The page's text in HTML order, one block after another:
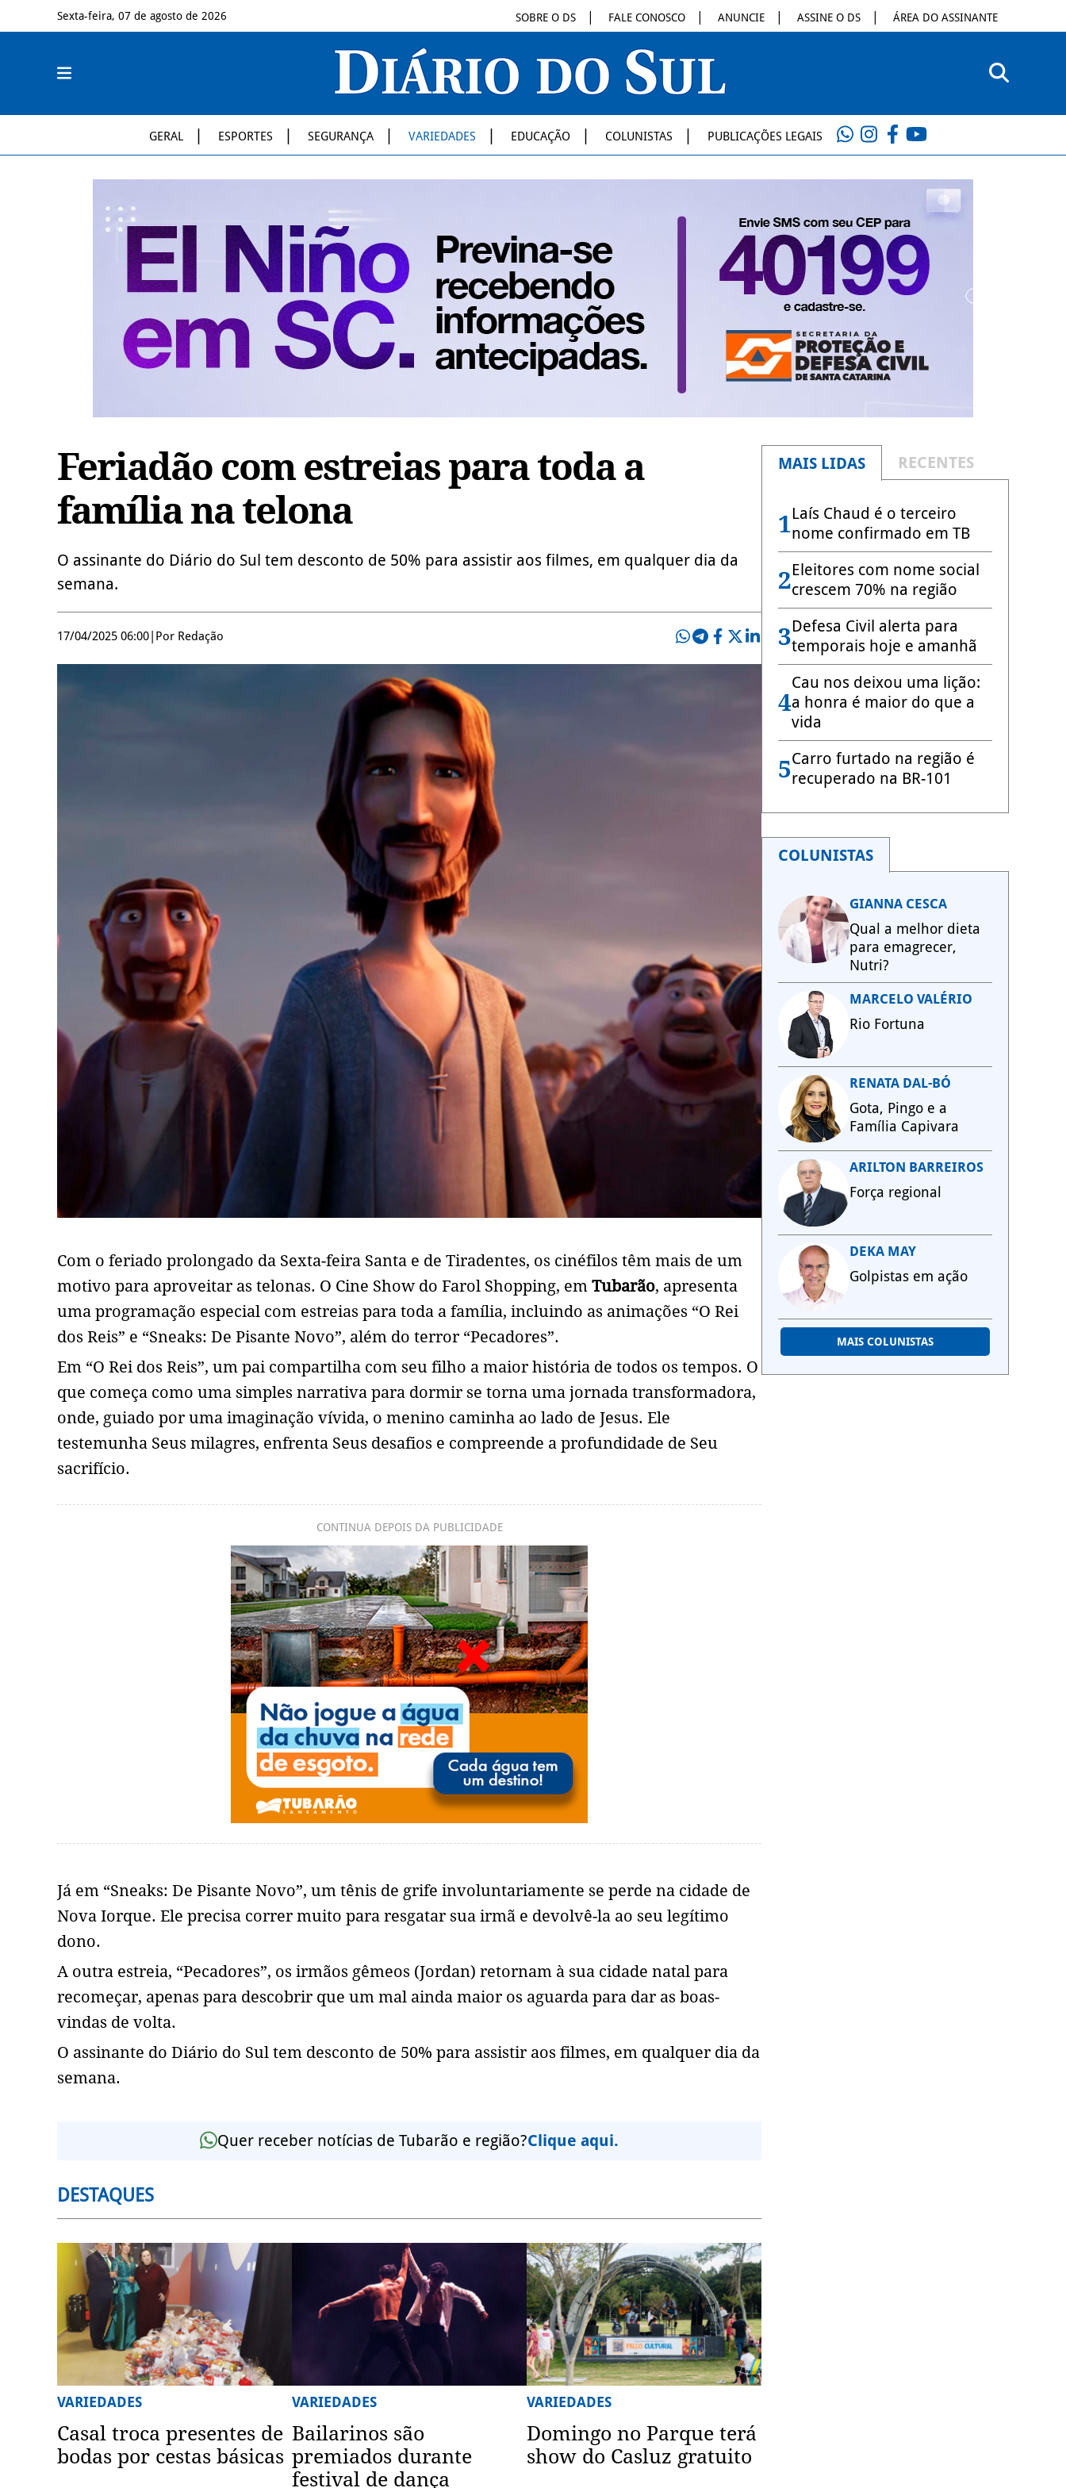
Sexta-feira, 07 de agosto de 2026 SOBRE O DS FALE CONOSCO ANUNCIE ASSINE O DS ÁREA DO ASSINANTE
GERAL ESPORTES SEGURANÇA VARIEDADES EDUCAÇÃO COLUNISTAS PUBLICAÇÕES LEGAIS
Feriadão com estreias para toda a
família na telona
O assinante do Diário do Sul tem desconto de 50% para assistir aos filmes, em qualquer dia da
semana.
17/04/2025 06:00 Por Redação
Com o feriado prolongado da Sexta-feira Santa e de Tiradentes, os cinéfilos têm mais de um
motivo para aproveitar as telonas. O Cine Show do Farol Shopping, em Tubarão, apresenta
uma programação especial com estreias para toda a família, incluindo as animações “O Rei
dos Reis” e “Sneaks: De Pisante Novo”, além do terror “Pecadores”.
Em “O Rei dos Reis”, um pai compartilha com seu filho a maior história de todos os tempos. O
que começa como uma simples narrativa para dormir se torna uma jornada transformadora,
onde, guiado por uma imaginação vívida, o menino caminha ao lado de Jesus. Ele
testemunha Seus milagres, enfrenta Seus desafios e compreende a profundidade de Seu
sacrifício.
CONTINUA DEPOIS DA PUBLICIDADE
Já em “Sneaks: De Pisante Novo”, um tênis de grife involuntariamente se perde na cidade de
Nova Iorque. Ele precisa correr muito para resgatar sua irmã e devolvê-la ao seu legítimo
dono.
A outra estreia, “Pecadores”, os irmãos gêmeos (Jordan) retornam à sua cidade natal para
recomeçar, apenas para descobrir que um mal ainda maior os aguarda para dar as boas-
vindas de volta.
O assinante do Diário do Sul tem desconto de 50% para assistir aos filmes, em qualquer dia da
semana.
Quer receber notícias de Tubarão e região?Clique aqui.
DESTAQUES
VARIEDADES
Casal troca presentes de
bodas por cestas básicas
VARIEDADES
Bailarinos são
premiados durante
festival de dança
VARIEDADES
Domingo no Parque terá
show do Casluz gratuito
MAIS LIDAS RECENTES
1Laís Chaud é o terceiro
nome confirmado em TB
2Eleitores com nome social
crescem 70% na região
3Defesa Civil alerta para
temporais hoje e amanhã
4
Cau nos deixou uma lição:
a honra é maior do que a
vida
5Carro furtado na região é
recuperado na BR-101
COLUNISTAS
GIANNA CESCA
Qual a melhor dieta
para emagrecer,
Nutri?
MARCELO VALÉRIO
Rio Fortuna
RENATA DAL-BÓ
Gota, Pingo e a
Família Capivara
ARILTON BARREIROS
Força regional
DEKA MAY
Golpistas em ação
MAIS COLUNISTAS